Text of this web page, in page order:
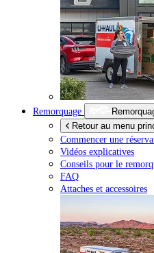
Remorquage
Retour au menu
Commencer une
Vidéos explicatives
Conseils pour le
FAQ
Attaches et accessoires